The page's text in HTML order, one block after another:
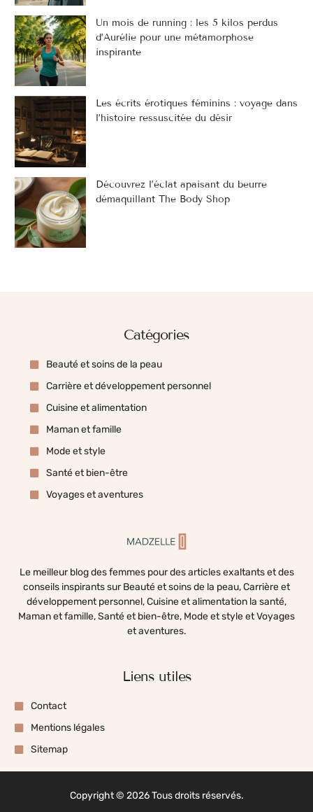
Un mois de running : les 5 kilos perdus
d’Aurélie pour une métamorphose
inspirante
Les écrits érotiques féminins : voyage dans
l’histoire ressuscitée du désir
Découvrez l’éclat apaisant du beurre
démaquillant The Body Shop
Le meilleur blog des femmes pour des articles exaltants et des
conseils inspirants sur Beauté et soins de la peau, Carrière et
développement personnel, Cuisine et alimentation la santé,
Maman et famille, Santé et bien-être, Mode et style et Voyages
et aventures.
Catégories
Beauté et soins de la peau
Carrière et développement personnel
Cuisine et alimentation
Maman et famille
Mode et style
Santé et bien-être
Voyages et aventures
Liens utiles
Contact
Mentions légales
Sitemap
Copyright © 2026 Tous droits réservés.